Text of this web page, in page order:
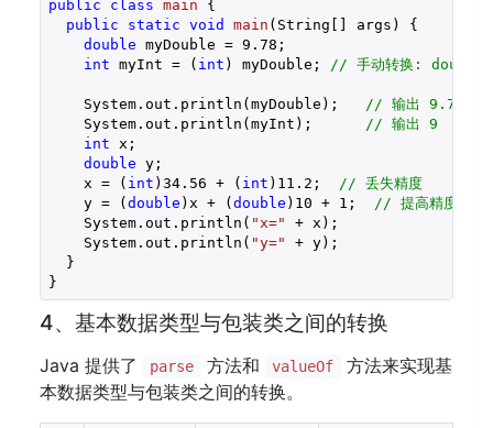
public class main
{
public
static void main (String[] args)
{
double myDouble = 9.78 ;
int myInt = ( int ) myDouble; // 手动转换: double
    System.out.println(myDouble);
// 输出 9.78
    System.out.println(myInt);
// 输出 9
int x;
double y;
    x = (
int ) 34.56 + ( int ) 11.2 ;
// 丢失精度
    y = (
double )x + (double ) 10 + 1 ;
// 提高精度
    System.out.println(
"x=" + x);
    System.out.println(
"y=" + y);
  }
}
4、基本数据类型与包装类之间的转换
Java 提供了 parse 方法和 valueOf
方法来实现基
本数据类型与包装类之间的转换。